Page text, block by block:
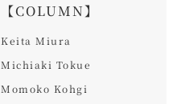
【COLUMN】
Keita Miura
Michiaki Tokue
Momoko Kohgi